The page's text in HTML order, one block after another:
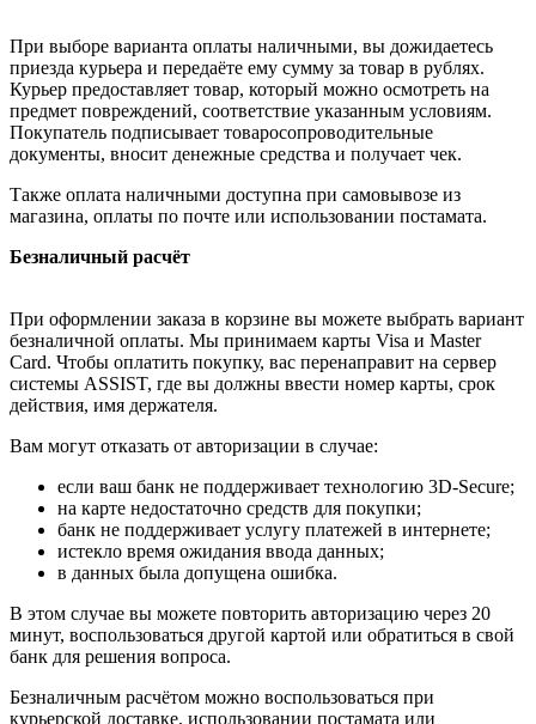
При выборе варианта оплаты наличными, вы дожидаетесь
приезда курьера и передаёте ему сумму за товар в рублях.
Курьер предоставляет товар, который можно осмотреть на
предмет повреждений, соответствие указанным условиям.
Покупатель подписывает товаросопроводительные
документы, вносит денежные средства и получает чек.
Также оплата наличными доступна при самовывозе из
магазина, оплаты по почте или использовании постамата.
Безналичный расчёт
При оформлении заказа в корзине вы можете выбрать вариант
безналичной оплаты. Мы принимаем карты Visa и Master
Card. Чтобы оплатить покупку, вас перенаправит на сервер
системы ASSIST, где вы должны ввести номер карты, срок
действия, имя держателя.
Вам могут отказать от авторизации в случае:
если ваш банк не поддерживает технологию 3D-Secure;
на карте недостаточно средств для покупки;
банк не поддерживает услугу платежей в интернете;
истекло время ожидания ввода данных;
в данных была допущена ошибка.
В этом случае вы можете повторить авторизацию через 20
минут, воспользоваться другой картой или обратиться в свой
банк для решения вопроса.
Безналичным расчётом можно воспользоваться при
курьерской доставке, использовании постамата или